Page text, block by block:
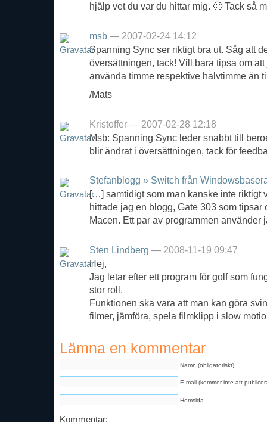
hjälp vet du var du hittar mig. 🙂 Tack så
msb — 2007-02-24 14:12
Spanning Sync ser riktigt bra ut. Såg att
översättningen, tack! Vill bara tipsa om
använda timme respektive halvtimme än
/Mats
Kristoffer — 2007-02-28 12:18
Msb: Spanning Sync leder snabbt till
blir ändrat i översättningen, tack för
Stefanblogg » Switch från
[…] samtidigt som man kanske inte riktigt
hittade jag en blogg, Gate 303 som
Macen. Ett par av programmen
Sten Lindberg — 2008-11-19 09:47
Hej,
Jag letar efter ett program för golf som
stor roll.
Funktionen ska vara att man kan göra
filmer, jämföra, spela filmklipp i slow
Lämna en kommentar
Namn (obligatoriskt)
E-mail (kommer inte att
Hemsida
Kommentar: